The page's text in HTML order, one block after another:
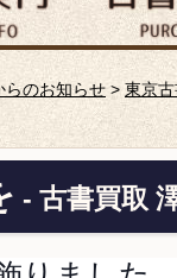
らのお知らせ> 東京
- 古書買取